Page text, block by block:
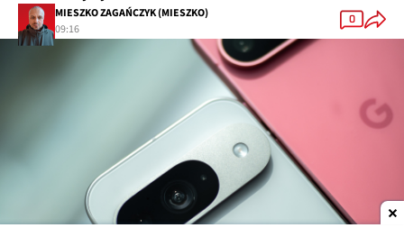
MIESZKO ZAGAŃCZYK (MIESZKO)
09:16
0